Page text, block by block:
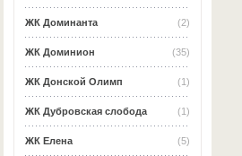
(2)
ЖК Доминанта
(35)
ЖК Доминион
(1)
ЖК Донской Олимп
(1)
ЖК Дубровская слобода
(5)
ЖК Елена